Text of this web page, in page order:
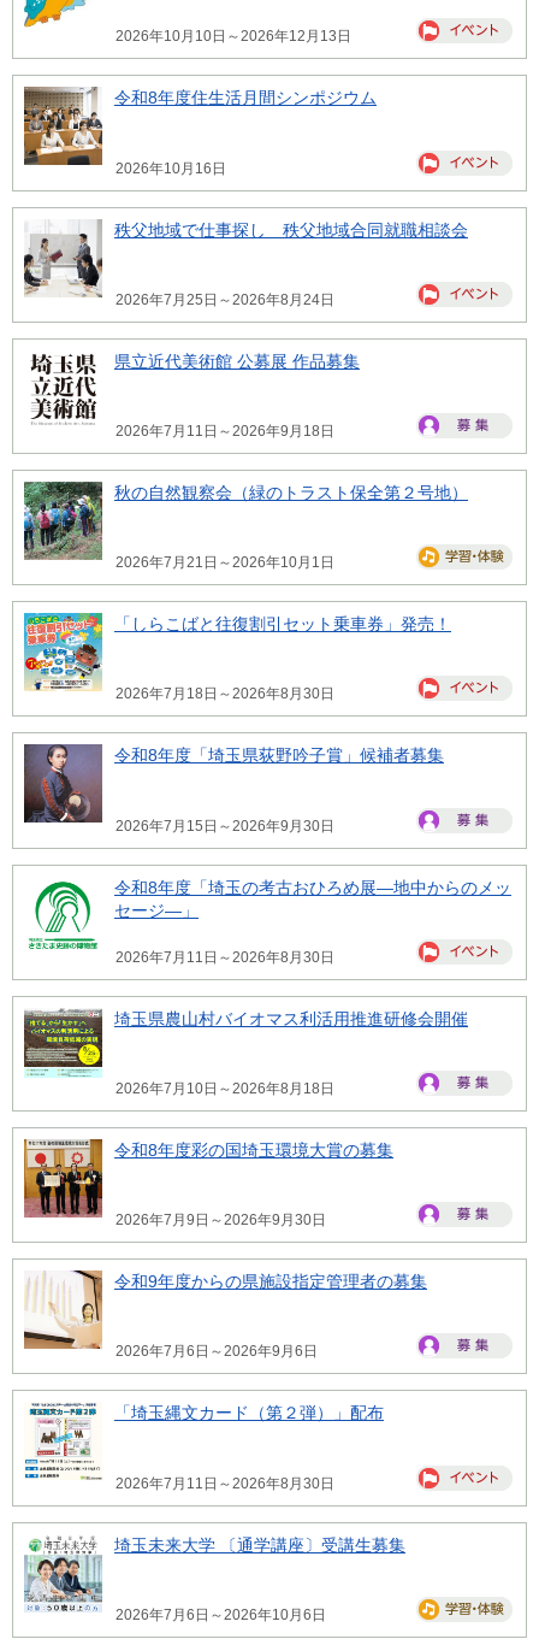
2026年10月10日～2026年12月13日
令和8年度住生活月間シンポジウム
2026年10月16日
秩父地域で仕事探し 秩父地域合同就職相談会
2026年7月25日～2026年8月24日
県立近代美術館 公募展 作品募集
2026年7月11日～2026年9月18日
秋の自然観察会（緑のトラスト保全第２号地）
2026年7月21日～2026年10月1日
「しらこばと往復割引セット乗車券」発売！
2026年7月18日～2026年8月30日
令和8年度「埼玉県荻野吟子賞」候補者募集
2026年7月15日～2026年9月30日
令和8年度「埼玉の考古おひろめ展―地中からのメッ
セージ―」
2026年7月11日～2026年8月30日
埼玉県農山村バイオマス利活用推進研修会開催
2026年7月10日～2026年8月18日
令和8年度彩の国埼玉環境大賞の募集
2026年7月9日～2026年9月30日
令和9年度からの県施設指定管理者の募集
2026年7月6日～2026年9月6日
「埼玉縄文カード（第２弾）」配布
2026年7月11日～2026年8月30日
埼玉未来大学 〔通学講座〕受講生募集
2026年7月6日～2026年10月6日